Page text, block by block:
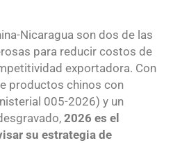
Nicaragua son dos de las
para reducir costos de
exportadora. Con
productos chinos con
005-2026) y un
2026 es el
su estrategia de